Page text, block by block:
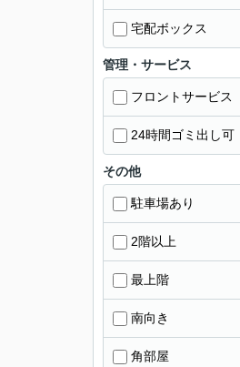
宅配ボックス
管理・サービス
フロントサービス
24時間ゴミ出し可
その他
駐車場あり
2階以上
最上階
南向き
角部屋